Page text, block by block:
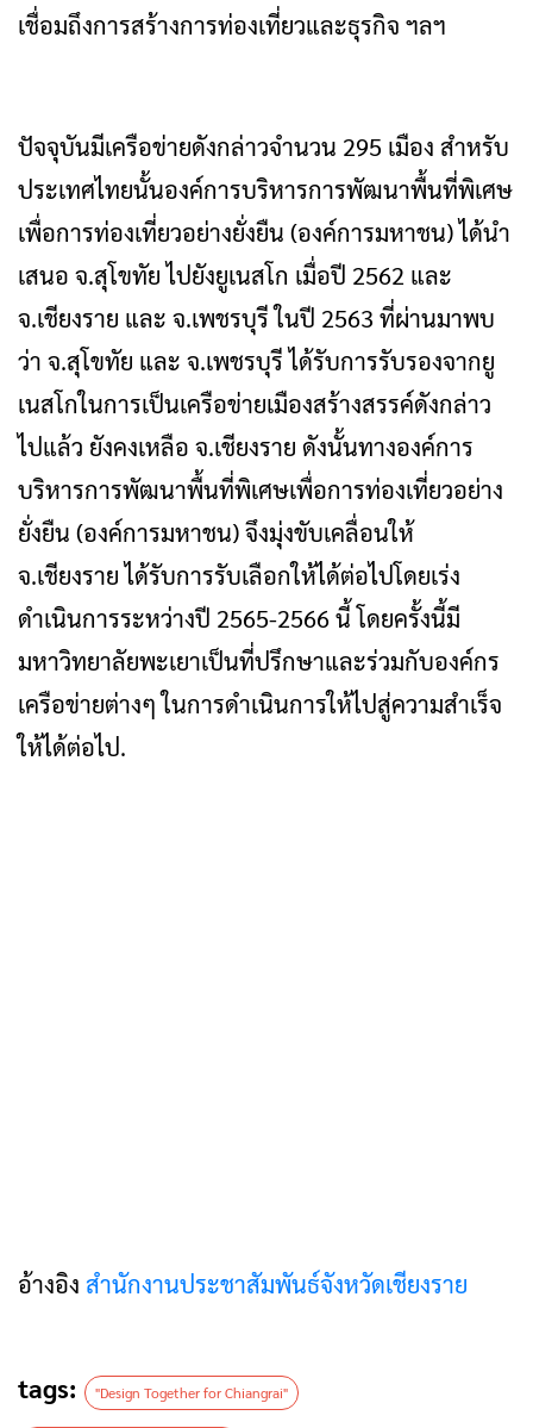
เชื่อมถึงการสร้างการท่องเที่ยวและธุรกิจ ฯลฯ
ปัจจุบันมีเครือข่ายดังกล่าวจำนวน 295 เมือง สำหรับ
ประเทศไทยนั้นองค์การบริหารการพัฒนาพื้นที่พิเศษ
เพื่อการท่องเที่ยวอย่างยั่งยืน (องค์การมหาชน) ได้นำ
เสนอ จ.สุโขทัย ไปยังยูเนสโก เมื่อปี 2562 และ
จ.เชียงราย และ จ.เพชรบุรี ในปี 2563 ที่ผ่านมาพบ
ว่า จ.สุโขทัย และ จ.เพชรบุรี ได้รับการรับรองจากยู
เนสโกในการเป็นเครือข่ายเมืองสร้างสรรค์ดังกล่าว
ไปแล้ว ยังคงเหลือ จ.เชียงราย ดังนั้นทางองค์การ
บริหารการพัฒนาพื้นที่พิเศษเพื่อการท่องเที่ยวอย่าง
ยั่งยืน (องค์การมหาชน) จึงมุ่งขับเคลื่อนให้
จ.เชียงราย ได้รับการรับเลือกให้ได้ต่อไปโดยเร่ง
ดำเนินการระหว่างปี 2565-2566 นี้ โดยครั้งนี้มี
มหาวิทยาลัยพะเยาเป็นที่ปรึกษาและร่วมกับองค์กร
เครือข่ายต่างๆ ในการดำเนินการให้ไปสู่ความสำเร็จ
ให้ได้ต่อไป.
อ้างอิง สำนักงานประชาสัมพันธ์จังหวัดเชียงราย
tags: "Design Together for Chiangrai"